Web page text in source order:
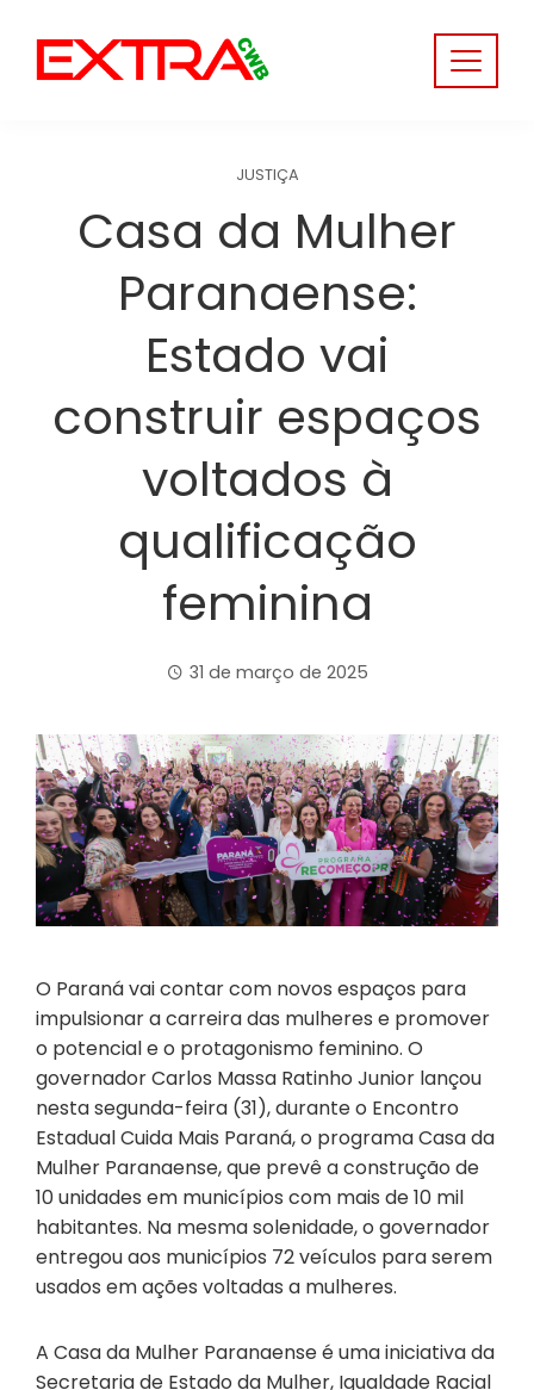
content
JUSTIÇA
Casa da Mulher
Paranaense:
Estado vai
construir espaços
voltados à
qualificação
feminina
31 de março de 2025
O Paraná vai contar com novos espaços para
impulsionar a carreira das mulheres e promover
o potencial e o protagonismo feminino. O
governador Carlos Massa Ratinho Junior lançou
nesta segunda-feira (31), durante o Encontro
Estadual Cuida Mais Paraná, o programa Casa da
Mulher Paranaense, que prevê a construção de
10 unidades em municípios com mais de 10 mil
habitantes. Na mesma solenidade, o governador
entregou aos municípios 72 veículos para serem
usados em ações voltadas a mulheres.
A Casa da Mulher Paranaense é uma iniciativa da
Secretaria de Estado da Mulher, Igualdade Racial